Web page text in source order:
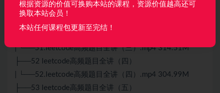
├──50 leetcode高频题目全讲（二）
| └──51.leetcode高频题目全讲（三）.mp4 314.51M
├──52 leetcode高频题目全讲（四）
| └──52.leetcode高频题目全讲（四）.mp4 304.99M
├──53 leetcode高频题目全讲（五）
根据资源的价值可换购本站的课程，资源价值越高还可
换取本站会员！
本站任何课程包更新至完结！